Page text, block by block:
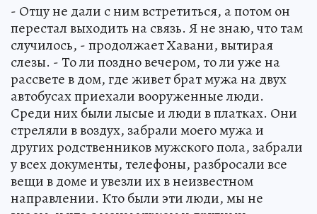
- Отцу не дали с ним встретиться, а потом он
перестал выходить на связь. Я не знаю, что там
случилось, - продолжает Хавани, вытирая
слезы. - То ли поздно вечером, то ли уже на
рассвете в дом, где живет брат мужа на двух
автобусах приехали вооруженные люди.
Среди них были лысые и люди в платках. Они
стреляли в воздух, забрали моего мужа и
других родственников мужского пола, забрали
у всех документы, телефоны, разбросали все
вещи в доме и увезли их в неизвестном
направлении. Кто были эти люди, мы не